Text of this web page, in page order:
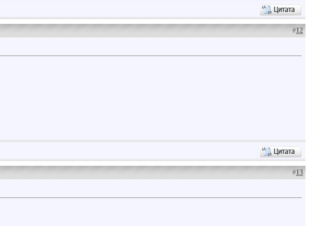
#12
#13